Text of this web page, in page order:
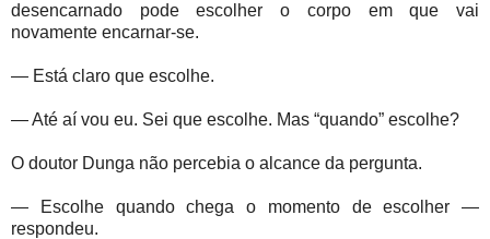
desencarnado pode escolher o corpo em que vai
novamente encarnar-se.
— Está claro que escolhe.
— Até aí vou eu. Sei que escolhe. Mas “quando” escolhe?
O doutor Dunga não percebia o alcance da pergunta.
— Escolhe quando chega o momento de escolher —
respondeu.